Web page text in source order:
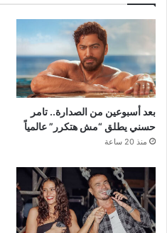
بعد أسبوعين من الصدارة.. تامر
حسني يطلق “مش هتكرر” عالمياً
منذ 20 ساعة